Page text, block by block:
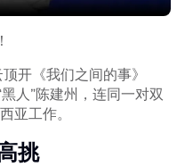
开《我们之间的事》
人”陈建州，连同一对双
亚工作。
挑